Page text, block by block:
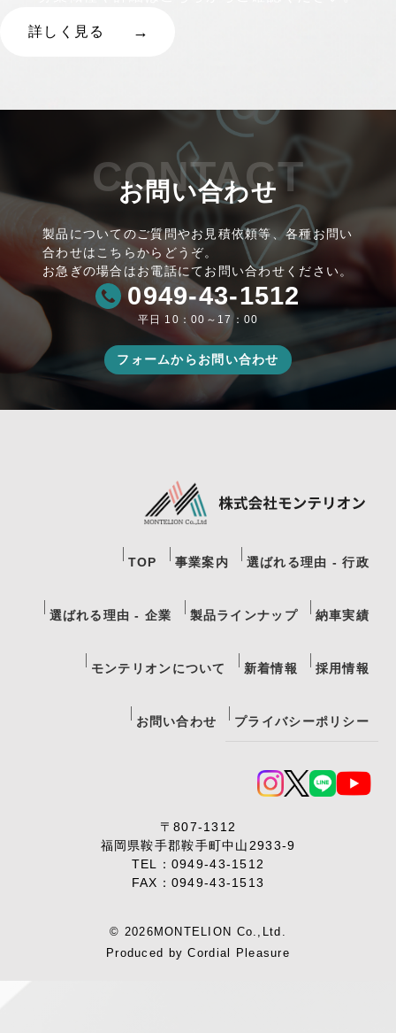
詳しく見る
CONTACT
お問い合わせ
製品についてのご質問やお見積依頼等、各種お問い
合わせはこちらからどうぞ。
お急ぎの場合はお電話にてお問い合わせください。
0949-43-1512
平日 10：00～17：00
フォームからお問い合わせ
TOP 事業案内 選ばれる理由 - 行政
選ばれる理由 - 企業 製品ラインナップ 納車実績
モンテリオンについて 新着情報 採用情報
お問い合わせ プライバシーポリシー
〒807-1312
福岡県鞍手郡鞍手町中山2933-9
TEL： 0949-43-1512
FAX：0949-43-1513
© 2026MONTELION Co.,Ltd.
Produced byCordial Pleasure